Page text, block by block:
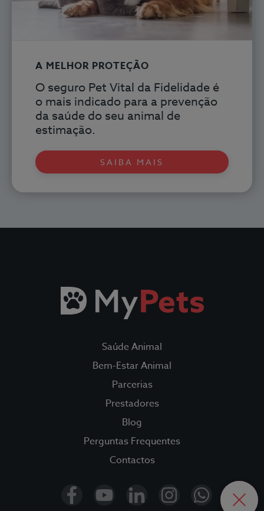
Fidelidade Loyalty
Fidelidade Pet Tracker
A MELHOR PROTEÇÃO
O seguro Pet Vital da Fidelidade é
o mais indicado para a prevenção
da saúde do seu animal de
estimação.
SAIBA MAIS
Saúde Animal
Bem-Estar Animal
Parcerias
Prestadores
Blog
Perguntas Frequentes
Contactos